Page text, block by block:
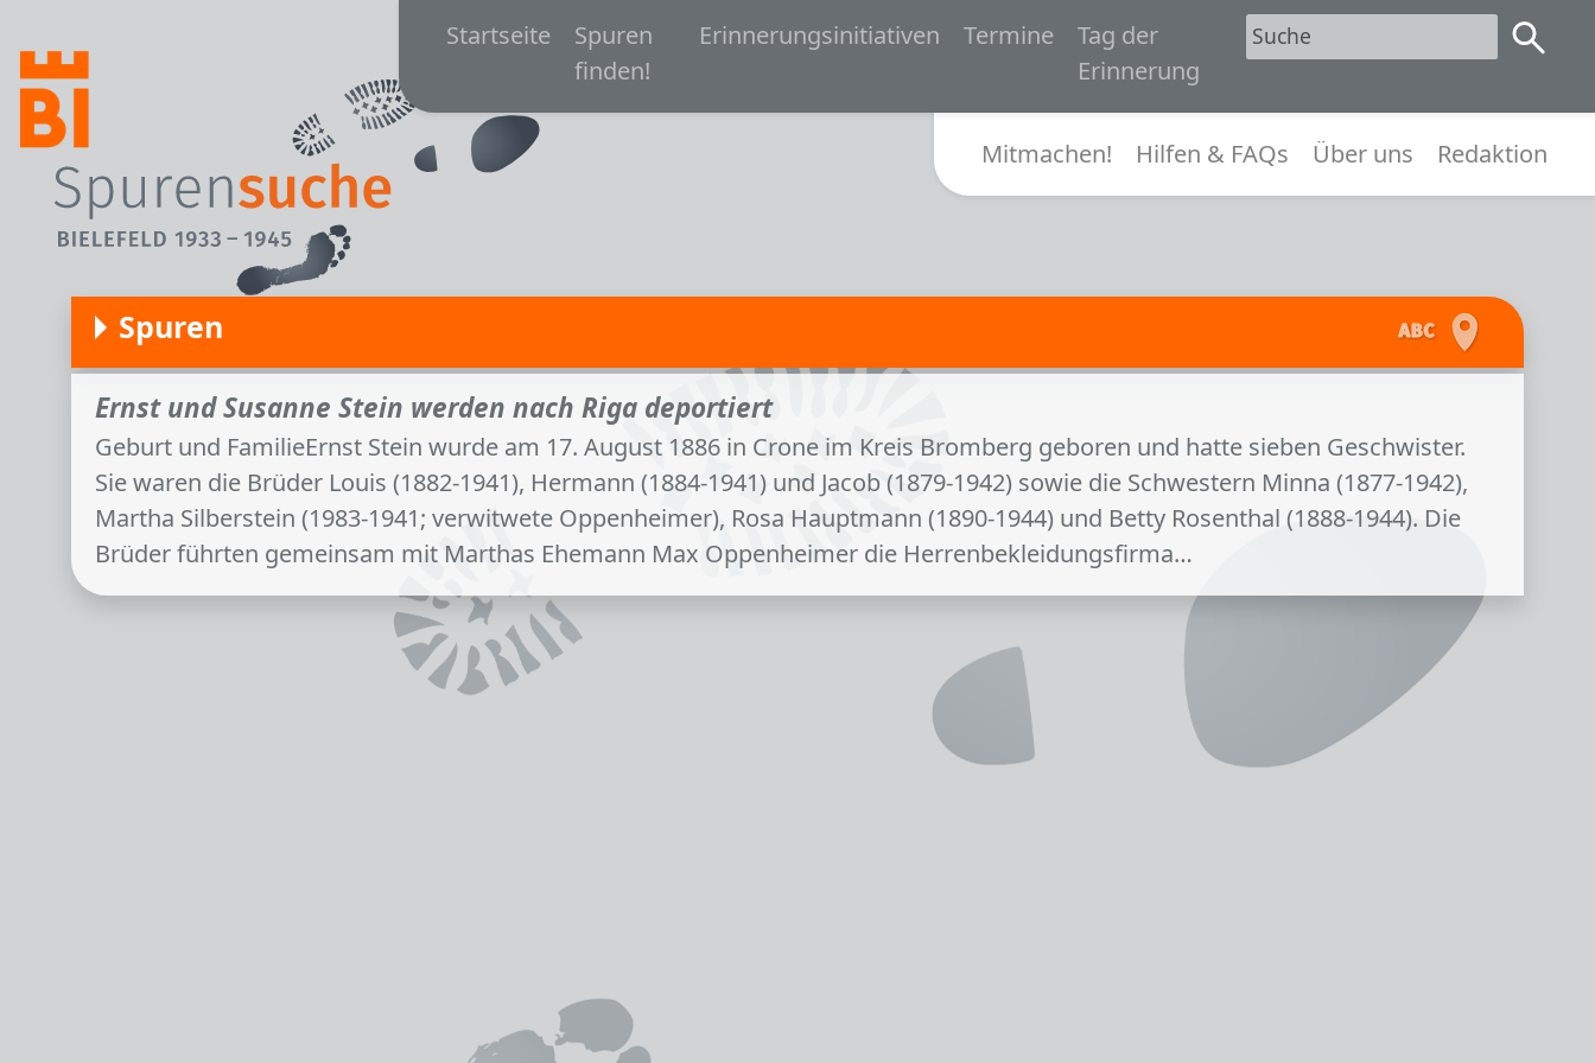
Zur Startseite von Spurensuche Bielefeld 1933-1945
Main navigation
Startseite
Spuren
finden!
Erinnerungsinitiativen Termine
Tag der
Erinnerung
Submenü
Mitmachen! Hilfen & FAQs Über uns Redaktion
Spuren
Ernst und Susanne Stein werden nach Riga deportiert
Geburt und FamilieErnst Stein wurde am 17. August 1886 in Crone im Kreis Bromberg geboren und hatte sieben Geschwister.
Sie waren die Brüder Louis (1882-1941), Hermann (1884-1941) und Jacob (1879-1942) sowie die Schwestern Minna (1877-1942),
Martha Silberstein (1983-1941; verwitwete Oppenheimer), Rosa Hauptmann (1890-1944) und Betty Rosenthal (1888-1944). Die
Brüder führten gemeinsam mit Marthas Ehemann Max Oppenheimer die Herrenbekleidungsfirma…